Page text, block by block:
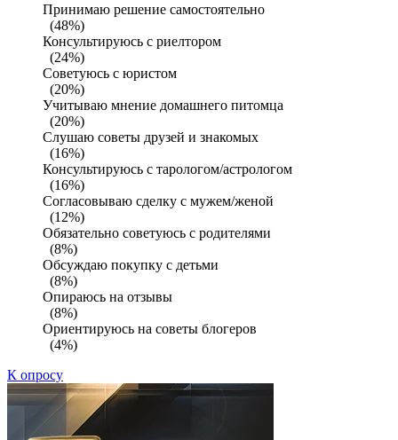
Принимаю решение самостоятельно
(48%)
Консультируюсь с риелтором
(24%)
Советуюсь с юристом
(20%)
Учитываю мнение домашнего питомца
(20%)
Слушаю советы друзей и знакомых
(16%)
Консультируюсь с тарологом/астрологом
(16%)
Согласовываю сделку с мужем/женой
(12%)
Обязательно советуюсь с родителями
(8%)
Обсуждаю покупку с детьми
(8%)
Опираюсь на отзывы
(8%)
Ориентируюсь на советы блогеров
(4%)
К опросу